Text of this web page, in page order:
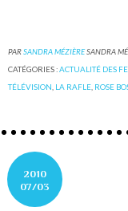
PARSANDRA MÉZIÈRESANDRA
CATÉGORIES :ACTUALITÉ DES
TÉLÉVISION LA RAFLE ROSE
2010
07/03